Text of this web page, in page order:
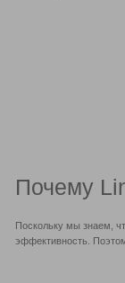
Почему
Поскольку мы знаем,
эффективность.